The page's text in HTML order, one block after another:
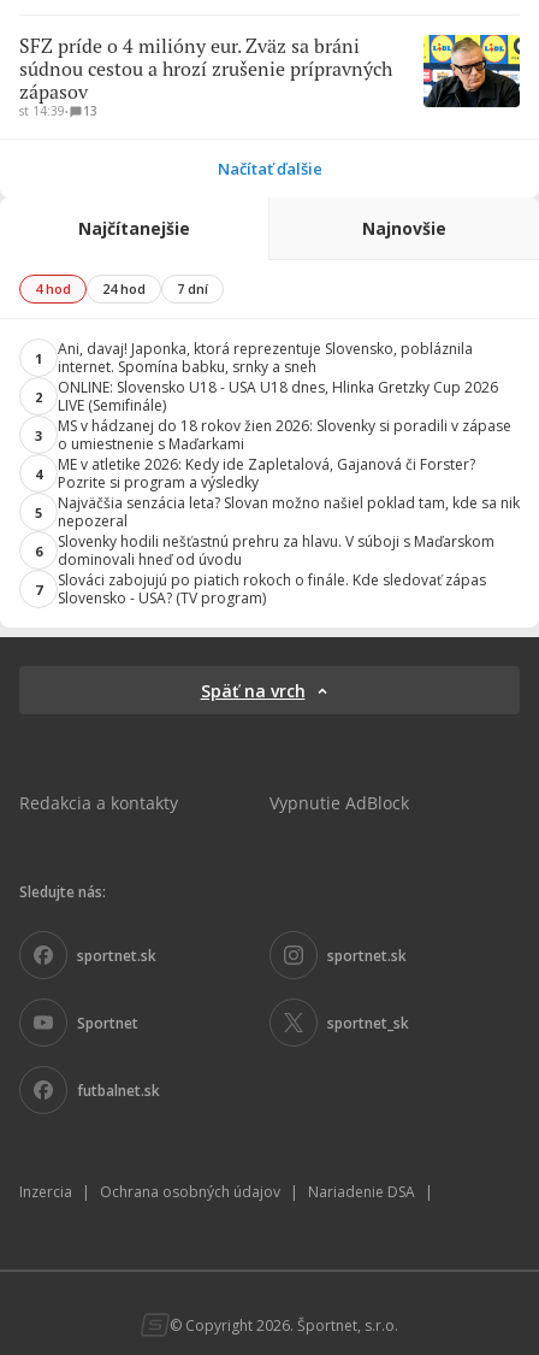
SFZ príde o 4 milióny eur. Zväz sa bráni
súdnou cestou a hrozí zrušenie prípravných
zápasov
st 14:39∙ 13
Načítať ďalšie
Najčítanejšie Najnovšie
4 hod 24 hod 7 dní
1
Ani, davaj! Japonka, ktorá reprezentuje Slovensko, pobláznila
internet. Spomína babku, srnky a sneh
2
ONLINE: Slovensko U18 - USA U18 dnes, Hlinka Gretzky Cup 2026
LIVE (Semifinále)
3
MS v hádzanej do 18 rokov žien 2026: Slovenky si poradili v zápase
o umiestnenie s Maďarkami
4
ME v atletike 2026: Kedy ide Zapletalová, Gajanová či Forster?
Pozrite si program a výsledky
5
Najväčšia senzácia leta? Slovan možno našiel poklad tam, kde sa nik
nepozeral
6
Slovenky hodili nešťastnú prehru za hlavu. V súboji s Maďarskom
dominovali hneď od úvodu
7
Slováci zabojujú po piatich rokoch o finále. Kde sledovať zápas
Slovensko - USA? (TV program)
Späť na vrch
Redakcia a kontakty Vypnutie AdBlock
Sledujte nás:
sportnet.sk sportnet.sk
Sportnet sportnet_sk
futbalnet.sk
Inzercia | Ochrana osobných údajov | Nariadenie DSA |
© Copyright 2026. Športnet, s.r.o.